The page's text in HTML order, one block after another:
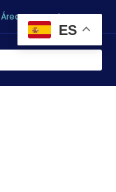
Área personal
ES